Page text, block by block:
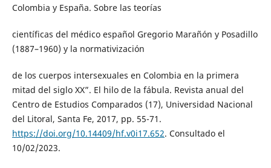
Colombia y España. Sobre las teorías
científicas del médico español Gregorio Marañón y Posadillo
(1887–1960) y la normativización
de los cuerpos intersexuales en Colombia en la primera
mitad del siglo XX”. El hilo de la fábula. Revista anual del
Centro de Estudios Comparados (17), Universidad Nacional
del Litoral, Santa Fe, 2017, pp. 55-71.
https://doi.org/10.14409/hf.v0i17.652. Consultado el
10/02/2023.